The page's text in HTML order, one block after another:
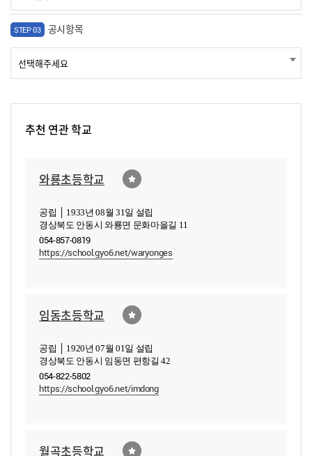
STEP 03 공시항목
추천 연관 학교
와룡초등학교
공립 │ 1933년 08월 31일 설립
경상북도 안동시 와룡면 문화마을길 11
054-857-0819
https://school.gyo6.net/waryonges
임동초등학교
공립 │ 1920년 07월 01일 설립
경상북도 안동시 임동면 편항길 42
054-822-5802
https://school.gyo6.net/imdong
월곡초등학교